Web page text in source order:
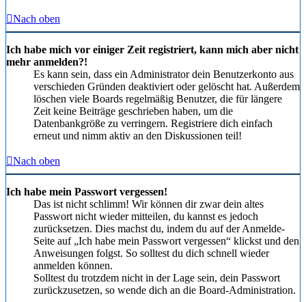
Nach oben
Ich habe mich vor einiger Zeit registriert, kann mich aber nicht
mehr anmelden?!
Es kann sein, dass ein Administrator dein Benutzerkonto aus
verschieden Gründen deaktiviert oder gelöscht hat. Außerdem
löschen viele Boards regelmäßig Benutzer, die für längere
Zeit keine Beiträge geschrieben haben, um die
Datenbankgröße zu verringern. Registriere dich einfach
erneut und nimm aktiv an den Diskussionen teil!
Nach oben
Ich habe mein Passwort vergessen!
Das ist nicht schlimm! Wir können dir zwar dein altes
Passwort nicht wieder mitteilen, du kannst es jedoch
zurücksetzen. Dies machst du, indem du auf der Anmelde-
Seite auf „Ich habe mein Passwort vergessen“ klickst und den
Anweisungen folgst. So solltest du dich schnell wieder
anmelden können.
Solltest du trotzdem nicht in der Lage sein, dein Passwort
zurückzusetzen, so wende dich an die Board-Administration.